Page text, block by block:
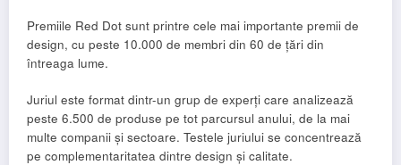
Premiile Red Dot sunt printre cele mai importante premii de
design, cu peste 10.000 de membri din 60 de țări din
întreaga lume.
Juriul este format dintr-un grup de experți care analizează
peste 6.500 de produse pe tot parcursul anului, de la mai
multe companii și sectoare. Testele juriului se concentrează
pe complementaritatea dintre design și calitate.